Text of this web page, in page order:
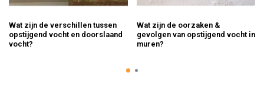
Wat zijn de verschillen tussen
opstijgend vocht en doorslaand
vocht?
Wat zijn de oorzaken &
gevolgen van opstijgend vocht in
muren?